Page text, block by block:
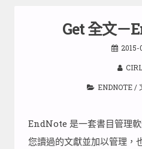
Get 全文－
2015-
ENDNOTE/
EndNote 是一套書目管理
您讀過的文獻並加以管理，